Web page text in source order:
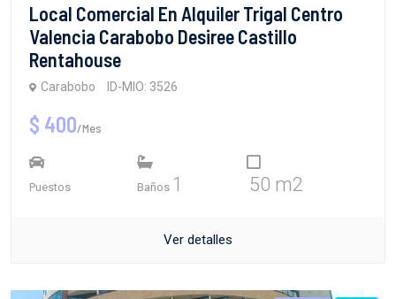
Local Comercial En Alquiler Trigal Centro
Valencia Carabobo Desiree Castillo
Rentahouse
Carabobo ID-MIO: 3526
$ 400/Mes
Puestos Baños 1 50 m2
Ver detalles